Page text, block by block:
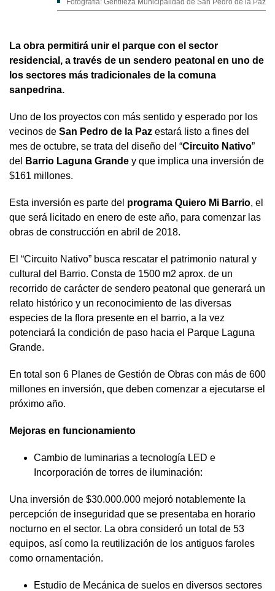
Fotografía: Gentileza Municipalidad de San Pedro de la Paz
La obra permitirá unir el parque con el sector
residencial, a través de un sendero peatonal en uno de
los sectores más tradicionales de la comuna
sanpedrina.
Uno de los proyectos con más sentido y esperado por los
vecinos de San Pedro de la Paz estará listo a fines del
mes de octubre, se trata del diseño del “Circuito Nativo”
del
Barrio Laguna Grande y que implica una inversión de
$161 millones.
Esta inversión es parte del programa Quiero Mi Barrio, el
que será licitado en enero de este año, para comenzar las
obras de construcción en abril de 2018.
El “Circuito Nativo” busca rescatar el patrimonio natural y
cultural del Barrio. Consta de 1500 m2 aprox. de un
recorrido de carácter de sendero peatonal que generará un
relato histórico y un reconocimiento de las diversas
especies de la flora presente en el barrio, a la vez
potenciará la condición de paso hacia el Parque Laguna
Grande.
En total son 6 Planes de Gestión de Obras con más de 600
millones en inversión, que deben comenzar a ejecutarse el
próximo año.
Mejoras en funcionamiento
Cambio de luminarias a tecnología LED e
Incorporación de torres de iluminación:
Una inversión de $30.000.000 mejoró notablemente la
percepción de inseguridad que se presentaba en horario
nocturno en el sector. La obra consideró un total de 53
equipos, así como la reutilización de los antiguos faroles
como ornamentación.
Estudio de Mecánica de suelos en diversos sectores